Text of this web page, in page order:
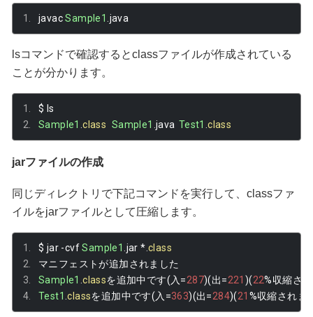
javac Sample1 java
lsコマンドで確認するとclassファイルが作成されている
ことが分かります。
$ ls
Sample1 .class Sample1 . Test1 .class
jarファイルの作成
同じディレクトリで下記コマンドを実行して、classファ
イルをjarファイルとして圧縮します。
$ jar -cvf Sample1.jar *.class
マニフェストが追加されました
Sample1 .classを追加中です(入=287)(出=221 )(22%収縮さ
Test1.classを追加中です(入=363)(出=284)(21 %収縮されま